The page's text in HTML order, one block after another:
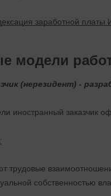
заработной платы
модели
(нерезидент) -
иностранный заказчик
трудовые
собственностью